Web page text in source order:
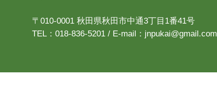
〒010-0001 秋田県秋田市中通3丁目1番41号
TEL：018-836-5201 / E-mail：jnpukai@gmail.com